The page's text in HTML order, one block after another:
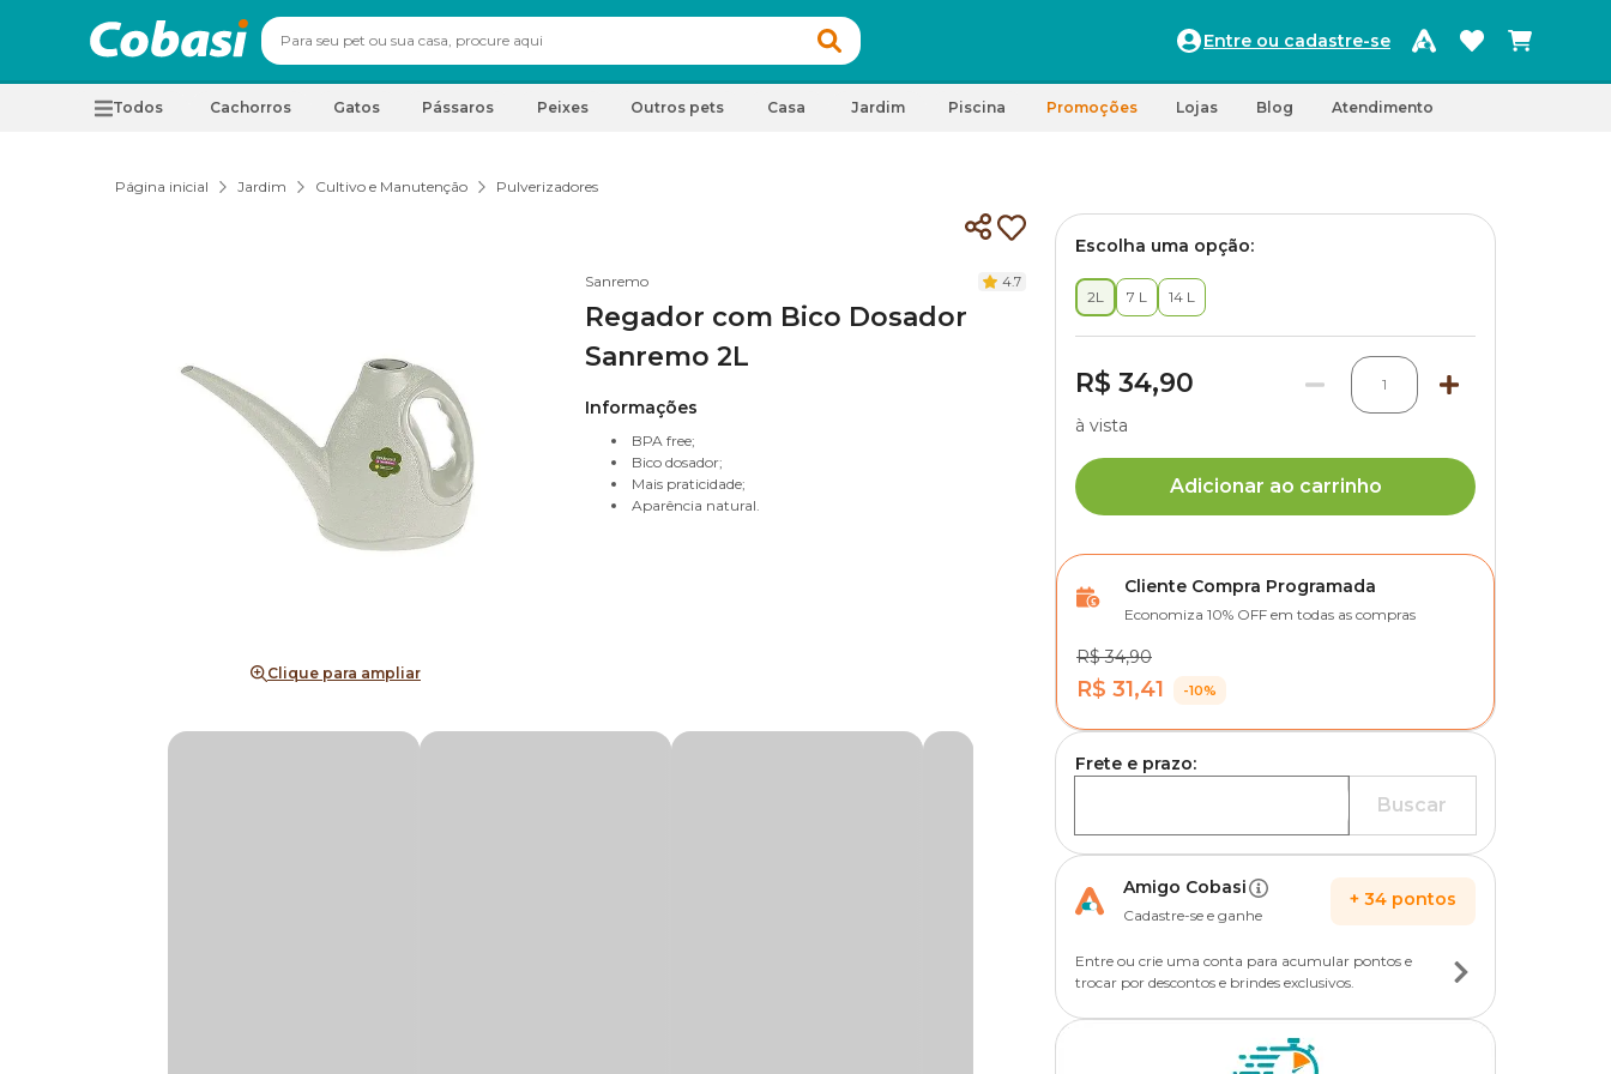
Entre ou cadastre-se
Todos Cachorros Gatos Pássaros Peixes Outros pets Casa Jardim Piscina Promoções Lojas Blog Atendimento
Página inicial Jardim Cultivo e Manutenção Pulverizadores
Clique para ampliar
Sanremo 4.7
Regador com Bico Dosador
Sanremo 2L
Informações
BPA free;
Bico dosador;
Mais praticidade;
Aparência natural.
Escolha uma opção:
2L 7 L 14 L
R$ 34,90 1
à vista
Adicionar ao carrinho
Cliente Compra Programada
Economiza 10% OFF em todas as compras
R$ 34,90
R$ 31,41 -10%
Frete e prazo:
Buscar
Amigo Cobasi
Cadastre-se e ganhe
+ 34 pontos
Entre ou crie uma conta para acumular pontos e
trocar por descontos e brindes exclusivos.